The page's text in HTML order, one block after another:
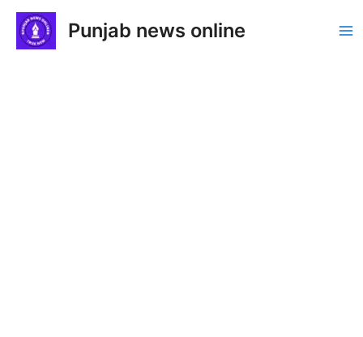
Skip
content
Punjab news online